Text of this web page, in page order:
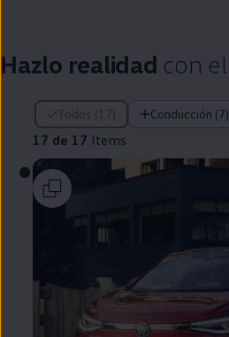
Hazlo realidad con el
Todos (17) Conducción (7)
17 de 17 ítems
17 de 17 ítems